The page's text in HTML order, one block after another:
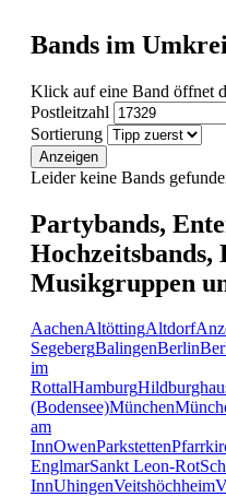
Bands im
Klick auf eine Band öffnet
Postleitzahl
Sortierung
Anzeigen
Leider keine Bands
Partybands,
Hochzeitsbands,
Musikgruppen
AachenAltöttingAltdorf
SegebergBalingenBerlin
im
RottalHamburg
(Bodensee)München
am
InnOwenParkstetten
EnglmarSankt Leon-Rot
InnUhingenVeitshöchheim